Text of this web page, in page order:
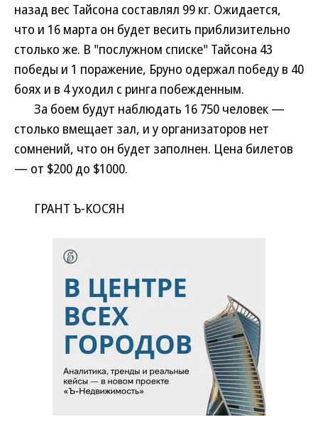
назад вес Тайсона составлял 99 кг. Ожидается,
что и 16 марта он будет весить приблизительно
столько же. В "послужном списке" Тайсона 43
победы и 1 поражение, Бруно одержал победу в 40
боях и в 4 уходил с ринга побежденным.
За боем будут наблюдать 16 750 человек —
столько вмещает зал, и у организаторов нет
сомнений, что он будет заполнен. Цена билетов
— от $200 до $1000.
ГРАНТ Ъ-КОСЯН